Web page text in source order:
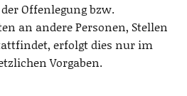
Offenlegung bzw.
an andere Personen, Stellen
erfolgt dies nur im
Vorgaben.